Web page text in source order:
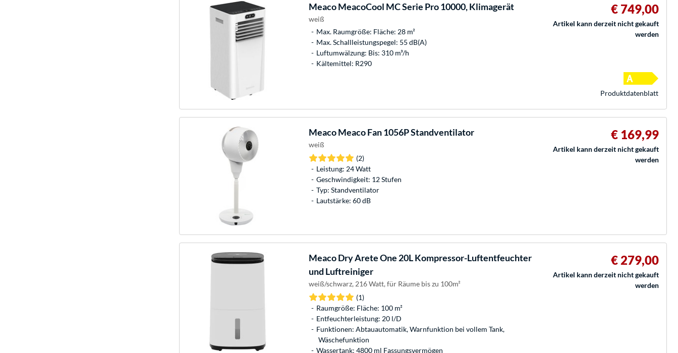
MeacoMeacoCool MC Serie Pro 10000, Klimagerät
weiß
Max. Raumgröße: Fläche: 28 m²
Max. Schallleistungspegel: 55 dB(A)
Luftumwälzung: Bis: 310 m³/h
Kältemittel: R290
€ 749,00
Artikel kann derzeit nicht gekauft
werden
Produkt­datenblatt
MeacoMeaco Fan 1056P Standventilator
weiß
(2)
Leistung: 24 Watt
Geschwindigkeit: 12 Stufen
Typ: Standventilator
Lautstärke: 60 dB
€ 169,99
Artikel kann derzeit nicht gekauft
werden
MeacoDry Arete One 20L Kompressor-Luftentfeuchter
und Luftreiniger
weiß/schwarz, 216 Watt, für Räume bis zu 100m²
(1)
Raumgröße: Fläche: 100 m²
Entfeuchterleistung: 20 l/D
Funktionen: Abtauautomatik, Warnfunktion bei vollem Tank,
Wäschefunktion
Wassertank: 4800 ml Fassungsvermögen
€ 279,00
Artikel kann derzeit nicht gekauft
werden